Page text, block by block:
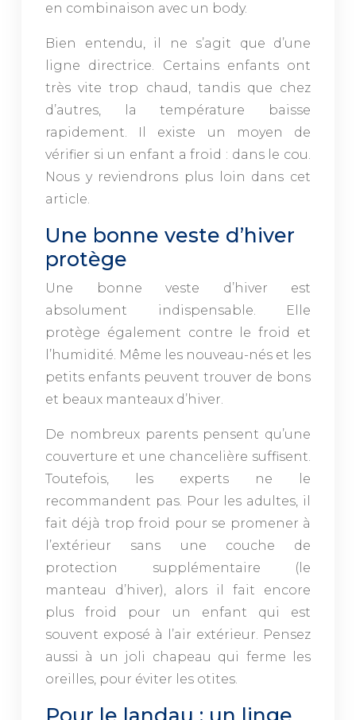
en combinaison avec un body.
Bien entendu, il ne s’agit que d’une
ligne directrice. Certains enfants ont
très vite trop chaud, tandis que chez
d’autres, la température baisse
rapidement. Il existe un moyen de
vérifier si un enfant a froid : dans le cou.
Nous y reviendrons plus loin dans cet
article.
Une bonne veste d’hiver
protège
Une bonne veste d’hiver est
absolument indispensable. Elle
protège également contre le froid et
l’humidité. Même les nouveau-nés et les
petits enfants peuvent trouver de bons
et beaux manteaux d’hiver.
De nombreux parents pensent qu’une
couverture et une chancelière suffisent.
Toutefois, les experts ne le
recommandent pas. Pour les adultes, il
fait déjà trop froid pour se promener à
l’extérieur sans une couche de
protection supplémentaire (le
manteau d’hiver), alors il fait encore
plus froid pour un enfant qui est
souvent exposé à l’air extérieur. Pensez
aussi à un joli chapeau qui ferme les
oreilles, pour éviter les otites.
Pour le landau : un linge